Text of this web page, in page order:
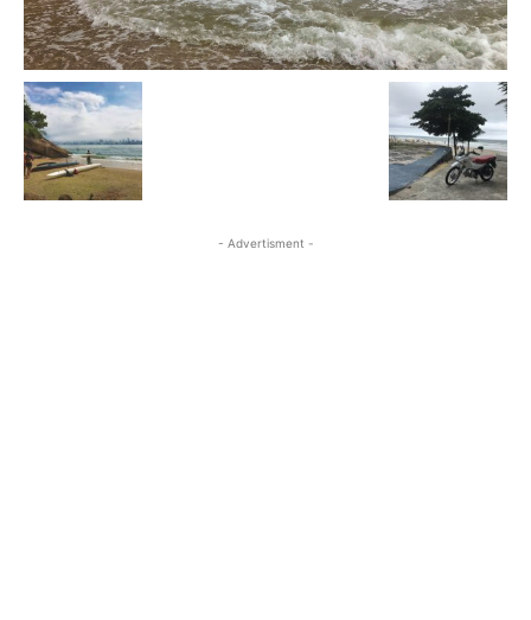
- Advertisment -